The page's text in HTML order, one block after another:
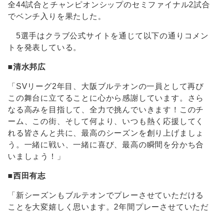
全44試合とチャンピオンシップのセミファイナル2試合
でベンチ入りを果たした。
5選手はクラブ公式サイトを通じて以下の通りコメン
トを発表している。
■清水邦広
「SVリーグ2年目、大阪ブルテオンの一員として再び
この舞台に立てることに心から感謝しています。さら
なる高みを目指して、全力で挑んでいきます！このチ
ーム、この街、そして何より、いつも熱く応援してく
れる皆さんと共に、最高のシーズンを創り上げましょ
う。一緒に戦い、一緒に喜び、最高の瞬間を分かち合
いましょう！」
■西田有志
「新シーズンもブルテオンでプレーさせていただける
ことを大変嬉しく思います。2年間プレーさせていただ